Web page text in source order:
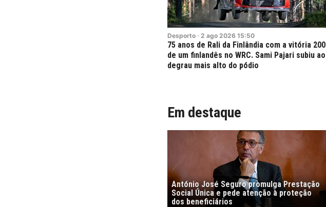
Desporto · 2 ago 2026 15:50
75 anos de Rali da Finlândia com a vitória 200
de um finlandês no WRC. Sami Pajari subiu ao
degrau mais alto do pódio
Em destaque
António José Seguro promulga Prestação
Social Única e pede atenção à proteção
dos beneficiários